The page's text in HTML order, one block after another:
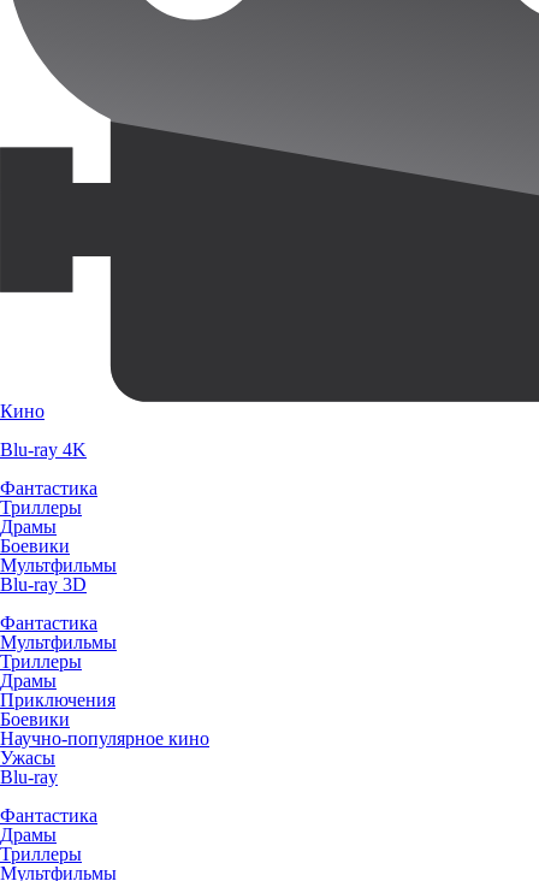
Кино
Blu-ray 4K
Фантастика
Триллеры
Драмы
Боевики
Мультфильмы
Blu-ray 3D
Фантастика
Мультфильмы
Триллеры
Драмы
Приключения
Боевики
Научно-популярное кино
Ужасы
Blu-ray
Фантастика
Драмы
Триллеры
Мультфильмы